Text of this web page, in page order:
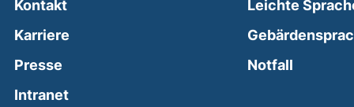
Kontakt
Karriere
Presse
Intranet(external link, opens in a new window)
Leichte
Notfall